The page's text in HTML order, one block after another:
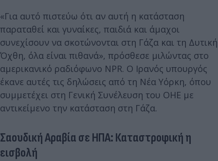
«Για αυτό πιστεύω ότι αν αυτή η κατάσταση
παραταθεί και γυναίκες, παιδιά και άμαχοι
συνεχίσουν να σκοτώνονται στη Γάζα και τη Δυτική
Όχθη, όλα είναι πιθανά», πρόσθεσε μιλώντας στο
αμερικανικό ραδιόφωνο NPR. Ο Ιρανός υπουργός
έκανε αυτές τις δηλώσεις από τη Νέα Υόρκη, όπου
συμμετέχει στη Γενική Συνέλευση του ΟΗΕ με
αντικείμενο την κατάσταση στη Γάζα.
Σαουδική Αραβία σε ΗΠΑ: Καταστροφική η
εισβολή